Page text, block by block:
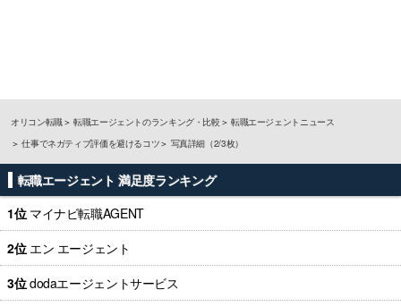
オリコン転職 転職エージェントのランキング・比較
転職エージェントニュース
仕事でネガティブ評価を避けるコツ
写真詳細（2/3枚）
転職エージェント 満足度ランキング
1位 マイナビ転職AGENT
2位 エン エージェント
3位dodaエージェントサービス